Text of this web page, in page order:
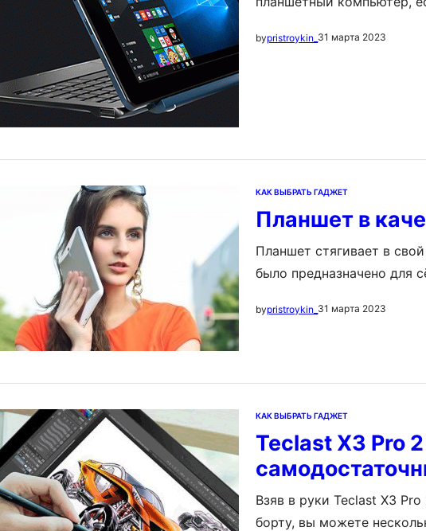
верится, когда видишь
bypristroykin_ 31 марта 2023
КАК ВЫБРАТЬ ГАДЖЕТ
Планшет в
Планшет стягивает в
было предназначено для
планшетов только
bypristroykin_ 31 марта 2023
КАК ВЫБРАТЬ ГАДЖЕТ
Teclast X3 Pro
Взяв в руки Teclast X3
борту, вы можете